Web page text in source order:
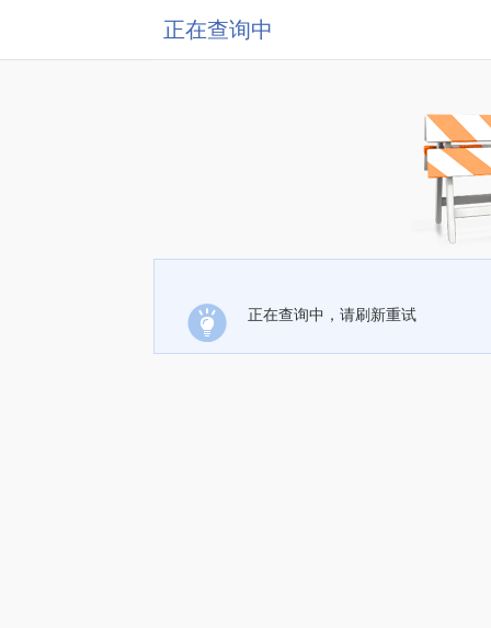
正在查询中
正在查询中，请刷新重试